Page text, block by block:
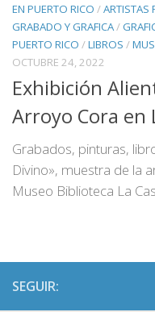
EN PUERTO RICO /ARTISTAS
GRABADO Y GRAFICA/
PUERTO RICO /LIBROS /
OCTUBRE 24, 2022
Exhibición
Arroyo Cora en
Grabados, pinturas,
Divino», muestra de la
Museo Biblioteca La
SEGUIR: